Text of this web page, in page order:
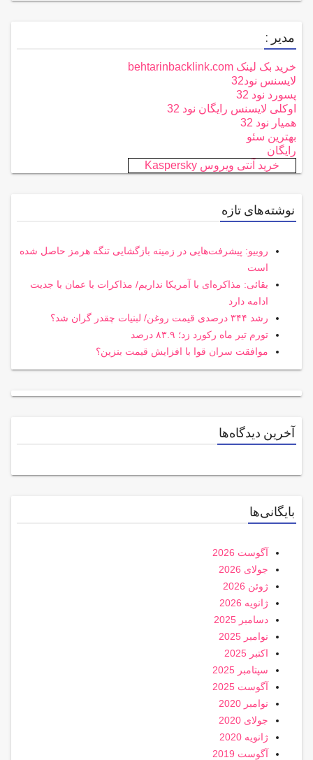
مدیر :
خرید بک لینک behtarinbacklink.com
لایسنس نود32
پسورد نود 32
اوکلی لایسنس رایگان نود 32
همیار نود 32
بهترین سئو
رایگان
خرید آنتی ویروس Kaspersky
نوشته‌های تازه
روبیو: پیشرفت‌هایی در زمینه بازگشایی تنگه هرمز حاصل شده
است
بقائی: مذاکره‌ای با آمریکا نداریم/ مذاکرات با عمان با جدیت
ادامه دارد
رشد ۳۴۴ درصدی قیمت روغن/ لبنیات چقدر گران شد؟
تورم تیر ماه رکورد زد؛ ۸۳.۹ درصد
موافقت سران قوا با افزایش قیمت بنزین؟
آخرین دیدگاه‌ها
بایگانی‌ها
آگوست 2026
جولای 2026
ژوئن 2026
ژانویه 2026
دسامبر 2025
نوامبر 2025
اکتبر 2025
سپتامبر 2025
آگوست 2025
نوامبر 2020
جولای 2020
ژانویه 2020
آگوست 2019